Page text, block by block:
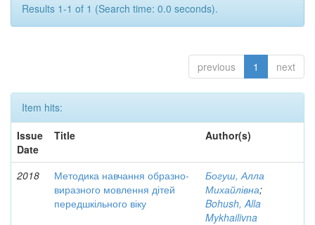
Results 1-1 of 1 (Search time: 0.0 seconds).
previous 1 next
Item hits:
Issue
Date
Title Author(s)
2018
Методика навчання образно-
виразного мовлення дітей
передшкільного віку
Богуш, Алла
Михайлівна;
Bohush, Alla
Mykhailivna